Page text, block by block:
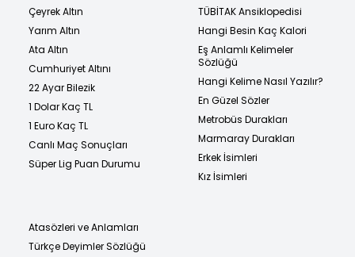
Çeyrek Altın
Yarım Altın
Ata Altın
Cumhuriyet Altını
22 Ayar Bilezik
1 Dolar Kaç TL
1 Euro Kaç TL
Canlı Maç Sonuçları
Süper Lig Puan Durumu
TÜBİTAK Ansiklopedisi
Hangi Besin Kaç Kalori
Eş Anlamlı Kelimeler
Sözlüğü
Hangi Kelime Nasıl Yazılır?
En Güzel Sözler
Metrobüs Durakları
Marmaray Durakları
Erkek İsimleri
Kız İsimleri
Atasözleri ve Anlamları
Türkçe Deyimler Sözlüğü